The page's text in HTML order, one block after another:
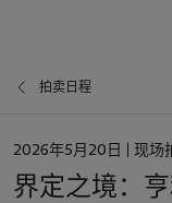
拍卖日程
日
2026年5月20日 | 现场
界定之境：